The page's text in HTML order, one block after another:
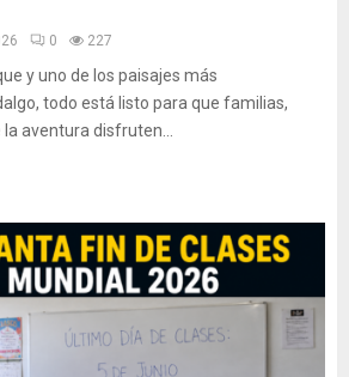
0 227
y uno de los paisajes más
todo está listo para que familias,
aventura disfruten...